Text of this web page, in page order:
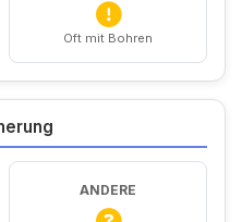
Oft mit Bohren
ANDERE